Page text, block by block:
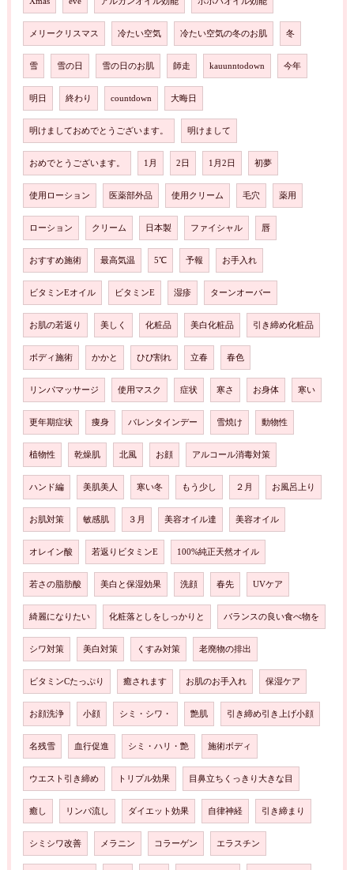
メリークリスマス 冷たい空気 冷たい空気の冬のお肌 冬
雪 雪の日 雪の日のお肌 師走 kauunntodown 今年
明日 終わり countdown 大晦日
明けましておめでとうございます。 明けまして
おめでとうございます。 1月 2日 1月2日 初夢
使用ローション 医薬部外品 使用クリーム 毛穴 薬用
ローション クリーム 日本製 ファイシャル 唇
おすすめ施術 最高気温 5℃ 予報 お手入れ
ビタミンEオイル ビタミンE 湿疹 ターンオーバー
お肌の若返り 美しく 化粧品 美白化粧品 引き締め化粧品
ボディ施術 かかと ひび割れ 立春 春色
リンパマッサージ 使用マスク 症状 寒さ お身体 寒い
更年期症状 痩身 バレンタインデー 雪焼け 動物性
植物性 乾燥肌 北風 お顔 アルコール消毒対策
ハンド編 美肌美人 寒い冬 もう少し ２月 お風呂上り
お肌対策 敏感肌 ３月 美容オイル達 美容オイル
オレイン酸 若返りビタミンE 100%純正天然オイル
若さの脂肪酸 美白と保湿効果 洗顔 春先 UVケア
綺麗になりたい 化粧落としをしっかりと バランスの良い食べ物を
シワ対策 美白対策 くすみ対策 老廃物の排出
ビタミンCたっぷり 癒されます お肌のお手入れ 保湿ケア
お顔洗浄 小顔 シミ・シワ・ 艶肌 引き締め引き上げ小顔
名残雪 血行促進 シミ・ハリ・艶 施術ボディ
ウエスト引き締め トリプル効果 目鼻立ちくっきり大きな目
癒し リンパ流し ダイエット効果 自律神経 引き締まり
シミシワ改善 メラニン コラーゲン エラスチン